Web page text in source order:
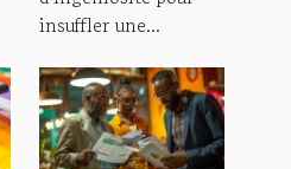
insuffler une...